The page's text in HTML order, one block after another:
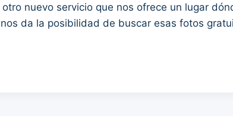
otro nuevo servicio que nos ofrece un lugar
da la posibilidad de buscar esas fotos